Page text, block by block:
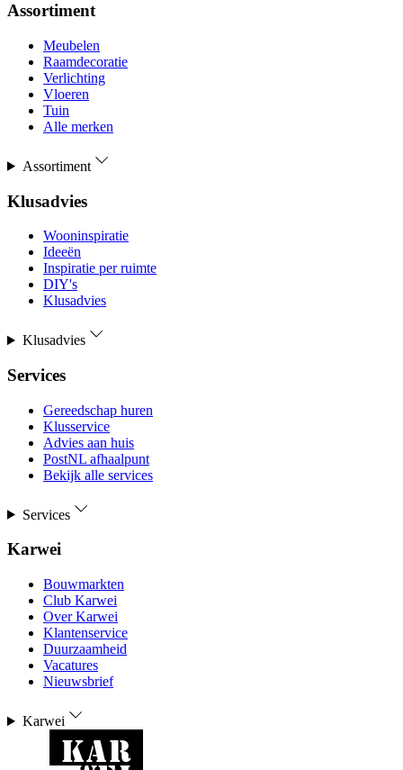
Assortiment
Meubelen
Raamdecoratie
Verlichting
Vloeren
Tuin
Alle merken
Assortiment
Klusadvies
Wooninspiratie
Ideeën
Inspiratie per ruimte
DIY's
Klusadvies
Klusadvies
Services
Gereedschap huren
Klusservice
Advies aan huis
PostNL afhaalpunt
Bekijk alle services
Services
Karwei
Bouwmarkten
Club Karwei
Over Karwei
Klantenservice
Duurzaamheid
Vacatures
Nieuwsbrief
Karwei